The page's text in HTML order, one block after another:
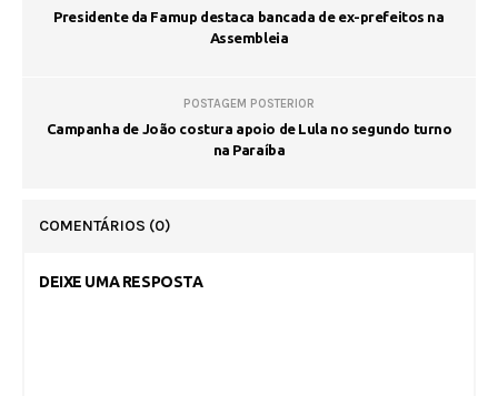
Presidente da Famup destaca bancada de ex-prefeitos na
Assembleia
POSTAGEM POSTERIOR
Campanha de João costura apoio de Lula no segundo turno
na Paraíba
COMENTÁRIOS (0)
DEIXE UMA RESPOSTA